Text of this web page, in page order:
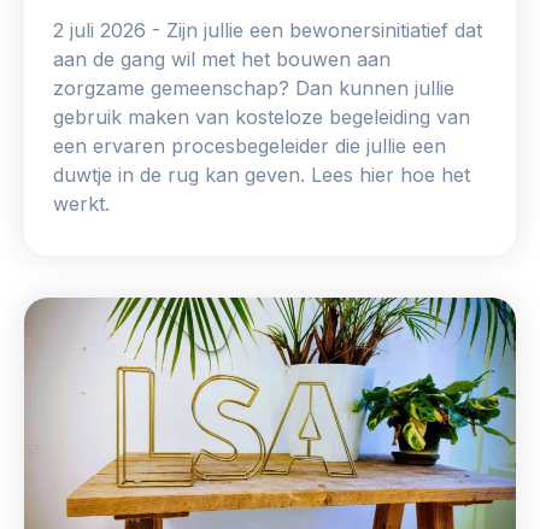
Eigen gebouw
Huren of kopen, maatschappelijk vastgoed,
ontmoetingsplekken >
Sociaal ondernemen
Bewonersbedrijf starten, ondernemingsplan maken >
Community building en ABCD, welkomstcultuur >
Zorgzame gemeenschappen
Betrokken buurten, contact stimuleren, netwerken
Wijkaanpak
Werken aan de wijk, ABCD, WijkWijzer >
Team
Lid worden
Vraag stellen
2 juli 2026
Zijn jullie een bewonersinitiatief dat
aan de gang wil met het bouwen aan
zorgzame gemeenschap? Dan kunnen jullie
gebruik maken van kosteloze begeleiding van
een ervaren procesbegeleider die jullie een
duwtje in de rug kan geven. Lees hier hoe het
werkt.